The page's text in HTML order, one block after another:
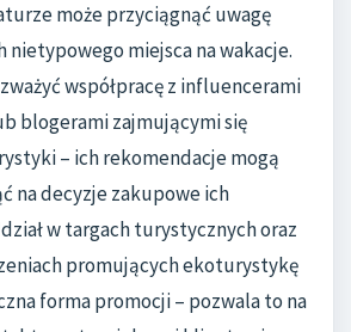
może przyciągnąć uwagę
nietypowego miejsca na wakacje.
współpracę z influencerami
blogerami zajmującymi się
– ich rekomendacje mogą
na decyzje zakupowe ich
w targach turystycznych oraz
promujących ekoturystykę
forma promocji – pozwala to na